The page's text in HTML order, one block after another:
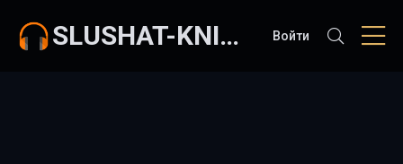
SLUSHAT-KNIGI.COM Войти